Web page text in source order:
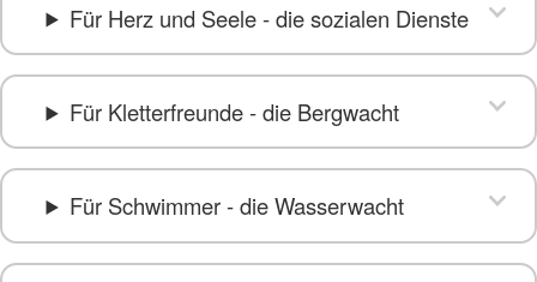
Für Herz und Seele - die sozialen Dienste
Für Kletterfreunde - die Bergwacht
Für Schwimmer - die Wasserwacht